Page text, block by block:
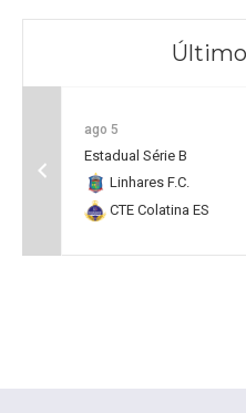
ago 5
Estadual Série B
Linhares F.C.
CTE Colatina ES